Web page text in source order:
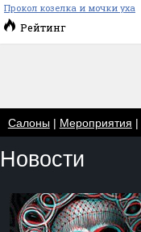
Прокол козелка и мочки уха
Рейтинг
Салоны| Мероприятия |
Новости